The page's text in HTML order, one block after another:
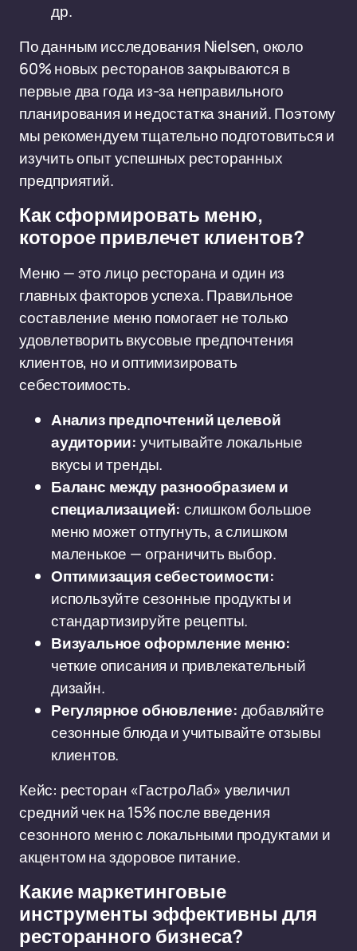
др.
По данным исследования Nielsen, около
60% новых ресторанов закрываются в
первые два года из-за неправильного
планирования и недостатка знаний. Поэтому
мы рекомендуем тщательно подготовиться и
изучить опыт успешных ресторанных
предприятий.
Как сформировать меню,
которое привлечет клиентов?
Меню — это лицо ресторана и один из
главных факторов успеха. Правильное
составление меню помогает не только
удовлетворить вкусовые предпочтения
клиентов, но и оптимизировать
себестоимость.
Анализ предпочтений целевой
аудитории: учитывайте локальные
вкусы и тренды.
Баланс между разнообразием и
специализацией: слишком большое
меню может отпугнуть, а слишком
маленькое — ограничить выбор.
Оптимизация себестоимости:
используйте сезонные продукты и
стандартизируйте рецепты.
Визуальное оформление меню:
четкие описания и привлекательный
дизайн.
Регулярное обновление: добавляйте
сезонные блюда и учитывайте отзывы
клиентов.
Кейс: ресторан «ГастроЛаб» увеличил
средний чек на 15% после введения
сезонного меню с локальными продуктами и
акцентом на здоровое питание.
Какие маркетинговые
инструменты эффективны для
ресторанного бизнеса?